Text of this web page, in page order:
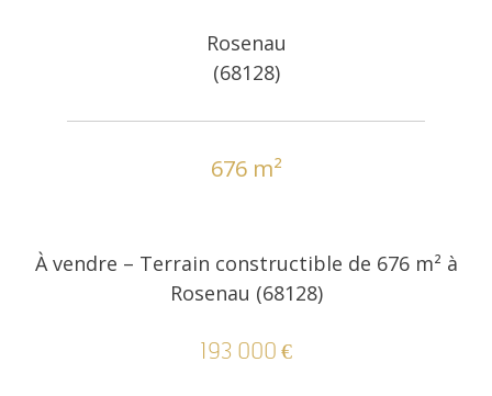
Rosenau
(68128)
676 m²
À vendre – Terrain constructible de 676 m² à
Rosenau (68128)
193 000 €